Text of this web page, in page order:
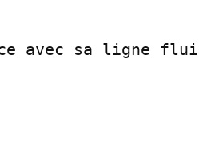
avec sa ligne